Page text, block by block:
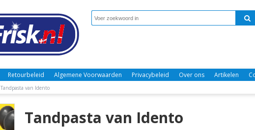
Retourbeleid Algemene Voorwaarden Privacybeleid Over ons Artikelen
Tandpasta van Idento
Tandpasta van Idento